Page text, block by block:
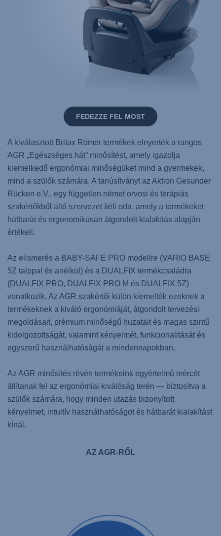
FEDEZZE FEL MOST
A kiválasztott Britax Römer termékek elnyerték a rangos
AGR „Egészséges hát” minősítést, amely igazolja
kiemelkedő ergonómiai minőségüket mind a gyermekek,
mind a szülők számára. A tanúsítványt az Aktion Gesunder
Rücken e.V., egy független német orvosi és terápiás
szakértőkből álló szervezet ítéli oda, amely a termékeket
hátbarát és ergonomikusan átgondolt kialakítás alapján
értékeli.
Az elismerés a BABY-SAFE PRO modellre (VARIO BASE
5Z talppal és anélkül) és a DUALFIX termékcsaládra
(DUALFIX PRO, DUALFIX PRO M és DUALFIX 5Z)
vonatkozik. Az AGR szakértői külön kiemelték ezeknek a
termékeknek a kiváló ergonómiáját, átgondolt tervezési
megoldásait, prémium minőségű huzatait és magas szintű
kidolgozottságát, valamint kényelmét, funkcionalitását és
egyszerű használhatóságát a mindennapokban.
Az AGR minősítés révén termékeink egyértelmű mércét
állítanak fel az ergonómiai kiválóság terén — biztosítva a
szülők számára, hogy minden utazás bizonyított
kényelmet, intuitív használhatóságot és hátbarát kialakítást
kínál.
AZ AGR-RŐL